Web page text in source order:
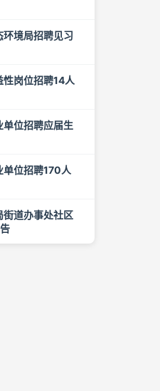
境局招聘见习
岗位招聘14人
单位招聘应届生
单位招聘170人
街道办事处社区